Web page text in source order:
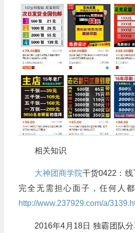
相关知识
大神团商学院干货0422：线
完全无需担心面子，任何人
http://www.237929.com/a/
2016年4月18日 独霸团队